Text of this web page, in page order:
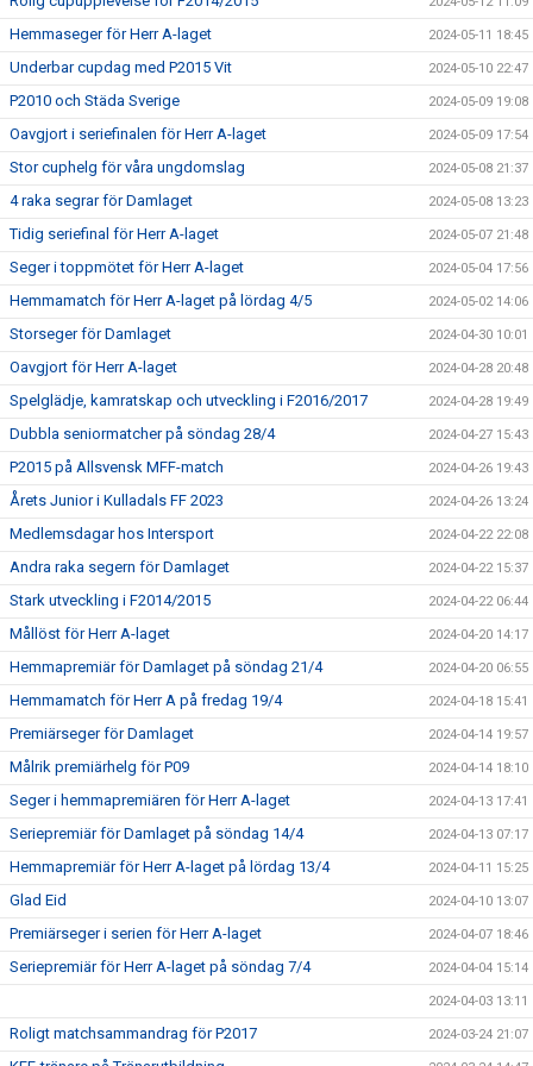
Hemmaseger för Herr A-laget 2024-05-11 18:45
Underbar cupdag med P2015 Vit 2024-05-10 22:47
P2010 och Städa Sverige 2024-05-09 19:08
Oavgjort i seriefinalen för Herr A-laget 2024-05-09 17:54
Stor cuphelg för våra ungdomslag 2024-05-08 21:37
4 raka segrar för Damlaget 2024-05-08 13:23
Tidig seriefinal för Herr A-laget 2024-05-07 21:48
Seger i toppmötet för Herr A-laget 2024-05-04 17:56
Hemmamatch för Herr A-laget på lördag 4/5 2024-05-02 14:06
Storseger för Damlaget 2024-04-30 10:01
Oavgjort för Herr A-laget 2024-04-28 20:48
Spelglädje, kamratskap och utveckling i F2016/2017 2024-04-28 19:49
Dubbla seniormatcher på söndag 28/4 2024-04-27 15:43
P2015 på Allsvensk MFF-match 2024-04-26 19:43
Årets Junior i Kulladals FF 2023 2024-04-26 13:24
Medlemsdagar hos Intersport 2024-04-22 22:08
Andra raka segern för Damlaget 2024-04-22 15:37
Stark utveckling i F2014/2015 2024-04-22 06:44
Mållöst för Herr A-laget 2024-04-20 14:17
Hemmapremiär för Damlaget på söndag 21/4 2024-04-20 06:55
Hemmamatch för Herr A på fredag 19/4 2024-04-18 15:41
Premiärseger för Damlaget 2024-04-14 19:57
Målrik premiärhelg för P09 2024-04-14 18:10
Seger i hemmapremiären för Herr A-laget 2024-04-13 17:41
Seriepremiär för Damlaget på söndag 14/4 2024-04-13 07:17
Hemmapremiär för Herr A-laget på lördag 13/4 2024-04-11 15:25
Glad Eid 2024-04-10 13:07
Premiärseger i serien för Herr A-laget 2024-04-07 18:46
Seriepremiär för Herr A-laget på söndag 7/4 2024-04-04 15:14
2024-04-03 13:11
Roligt matchsammandrag för P2017 2024-03-24 21:07